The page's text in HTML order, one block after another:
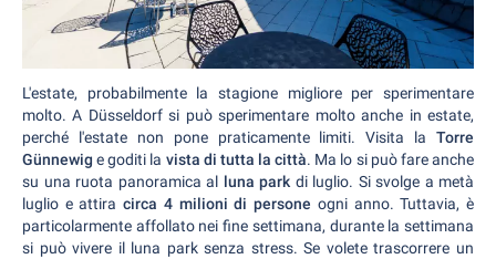
L'estate, probabilmente la stagione migliore per sperimentare
molto. A Düsseldorf si può sperimentare molto anche in estate,
perché l'estate non pone praticamente limiti. Visita la Torre
Günnewig e goditi la vista di tutta la città. Ma lo si può fare anche
su una ruota panoramica al luna park di luglio. Si svolge a metà
luglio e attira circa 4 milioni di persone ogni anno. Tuttavia, è
particolarmente affollato nei fine settimana, durante la settimana
si può vivere il luna park senza stress. Se volete trascorrere un